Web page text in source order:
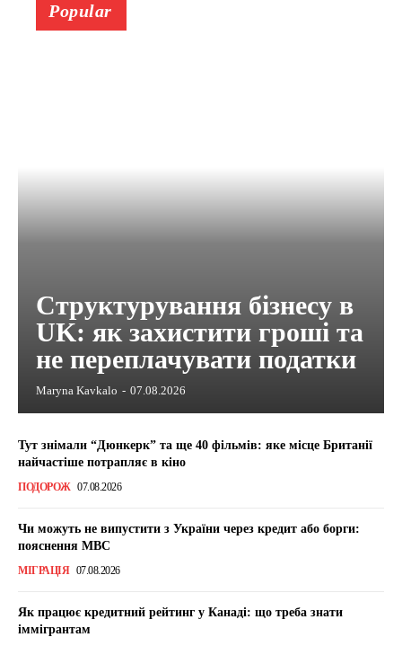
Popular
Структурування бізнесу в
UK: як захистити гроші та
не переплачувати податки
Maryna Kavkalo - 07.08.2026
Тут знімали “Дюнкерк” та ще 40 фільмів: яке місце Британії
найчастіше потрапляє в кіно
ПОДОРОЖ 07.08.2026
Чи можуть не випустити з України через кредит або борги:
пояснення МВС
МІГРАЦІЯ 07.08.2026
Як працює кредитний рейтинг у Канаді: що треба знати
іммігрантам